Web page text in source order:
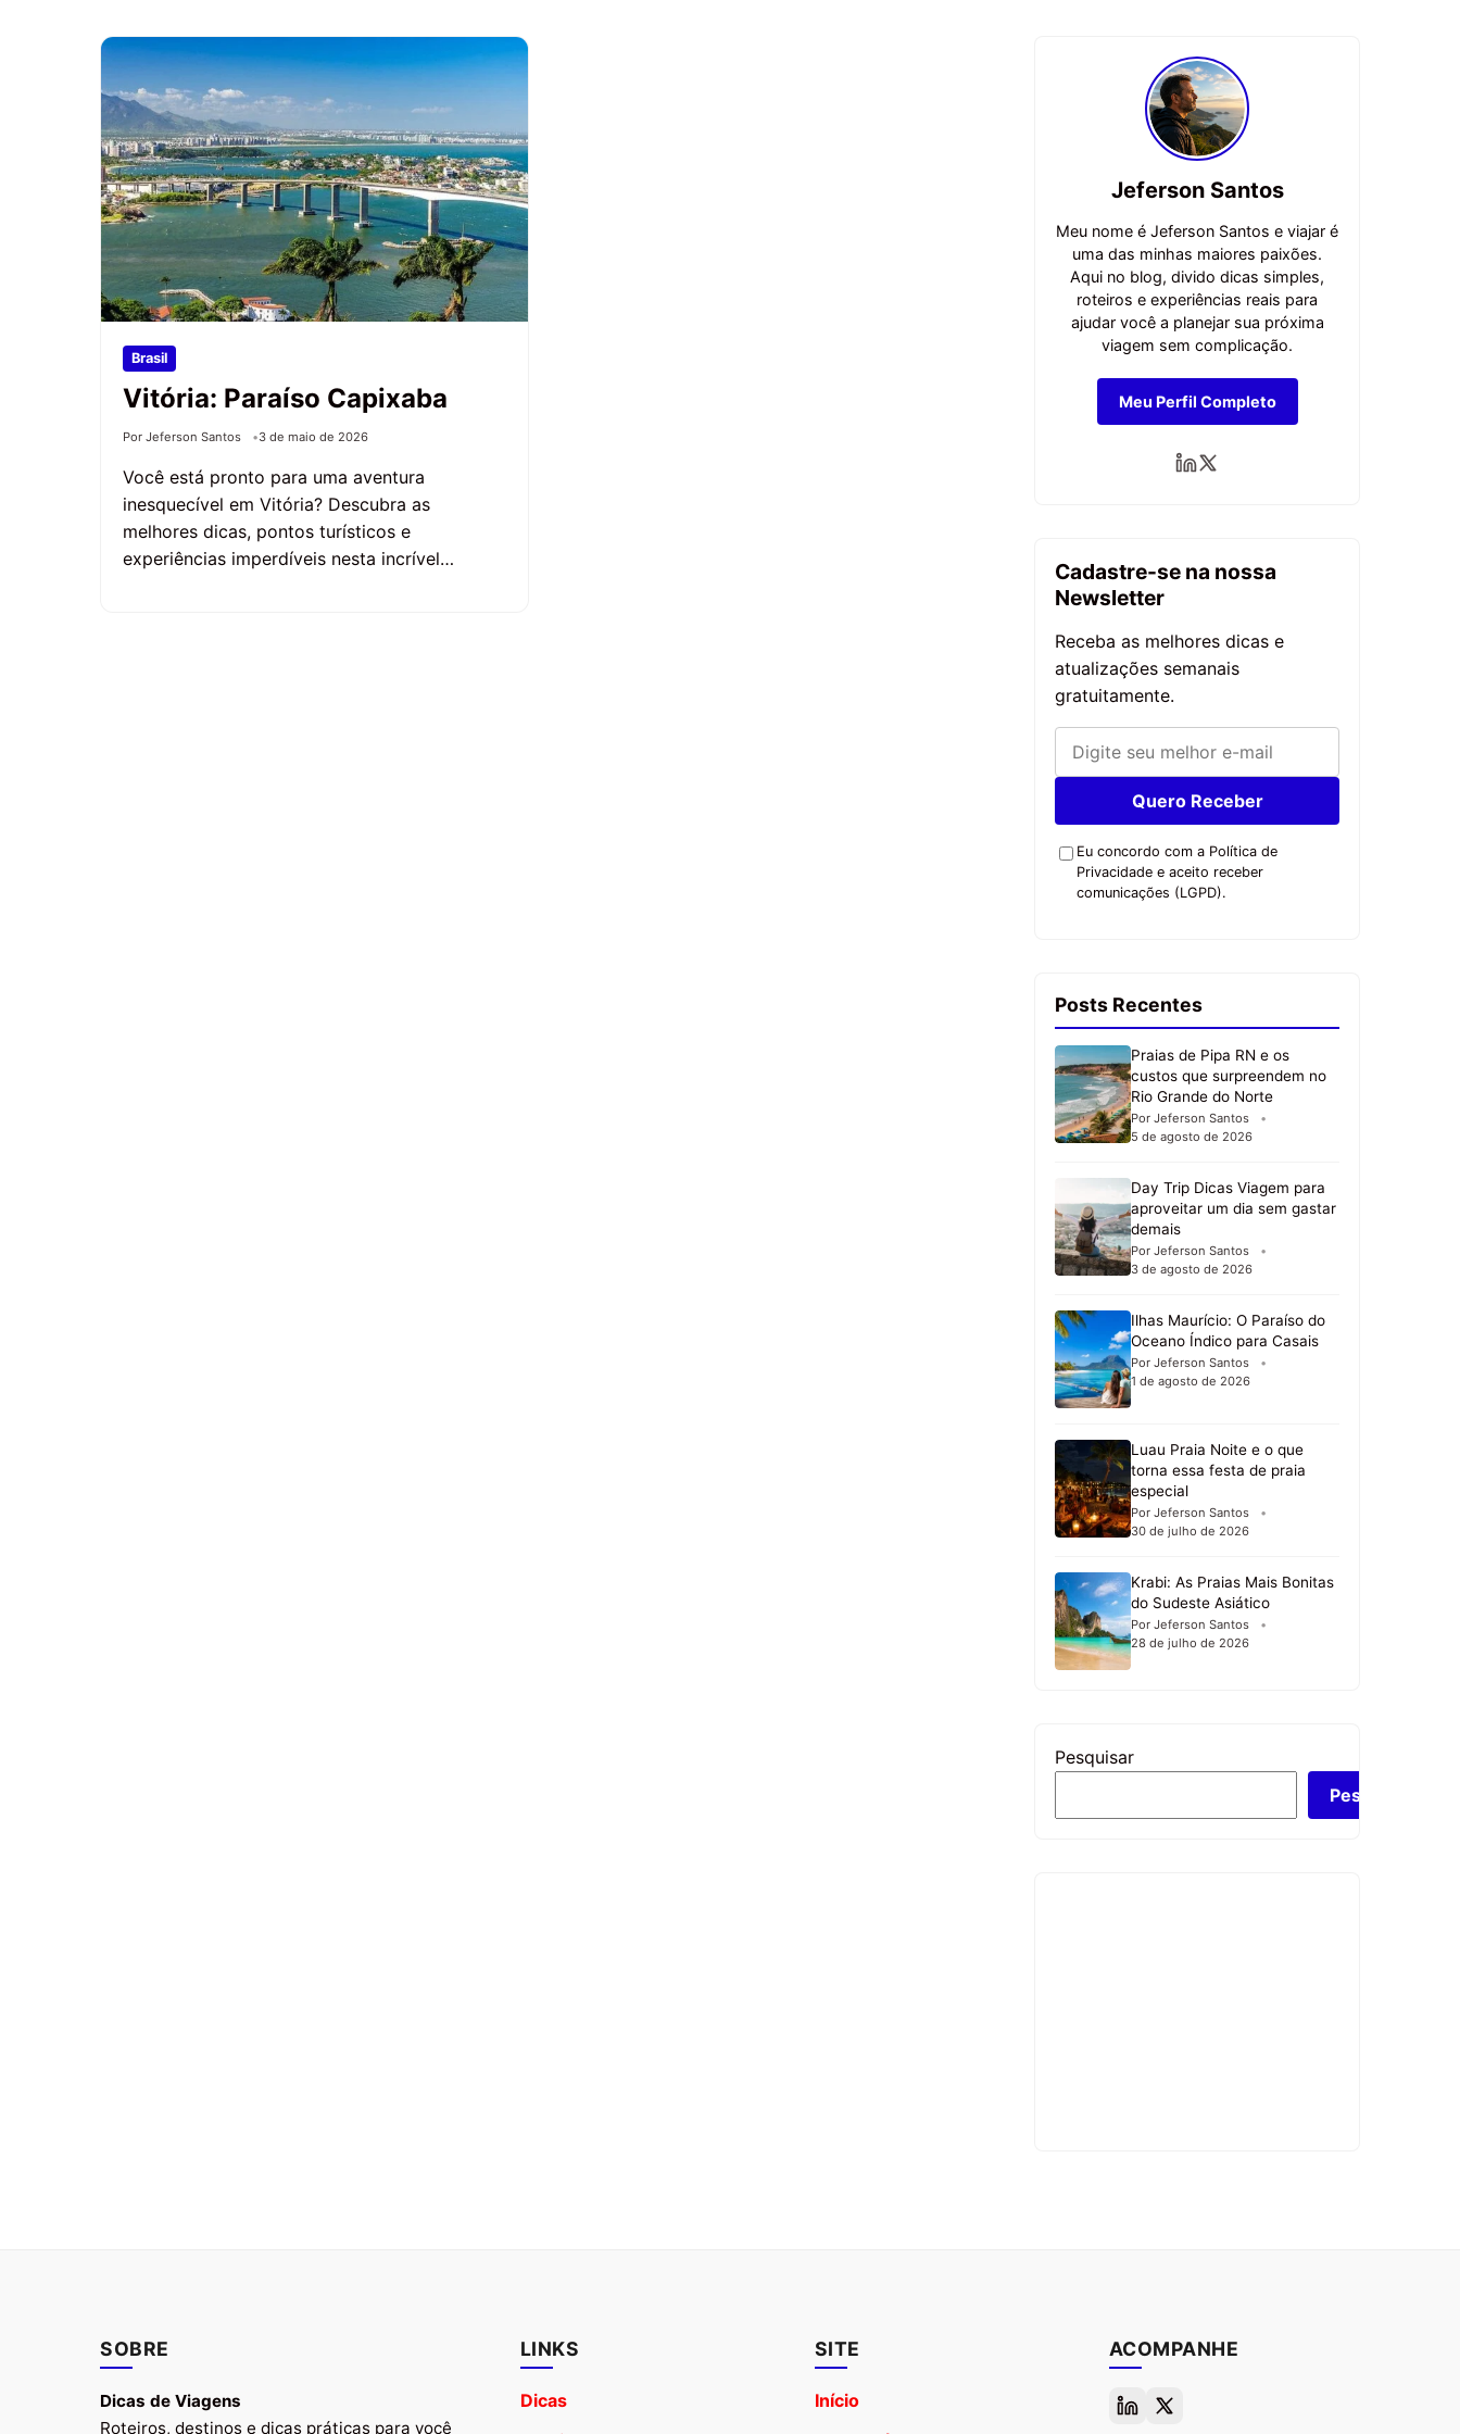
Brasil
Vitória: Paraíso Capixaba
Por Jeferson Santos 3 de maio de 2026
Você está pronto para uma aventura
inesquecível em Vitória? Descubra as
melhores dicas, pontos turísticos e
experiências imperdíveis nesta incrível…
Jeferson Santos
Meu nome é Jeferson Santos e viajar é
uma das minhas maiores paixões.
Aqui no blog, divido dicas simples,
roteiros e experiências reais para
ajudar você a planejar sua próxima
viagem sem complicação.
Meu Perfil Completo
Cadastre-se na nossa
Newsletter
Receba as melhores dicas e
atualizações semanais
gratuitamente.
Quero Receber
Eu concordo com a Política de
Privacidade e aceito receber
comunicações (LGPD).
Posts Recentes
Praias de Pipa RN e os
custos que surpreendem no
Rio Grande do Norte
Por Jeferson Santos
5 de agosto de 2026
Day Trip Dicas Viagem para
aproveitar um dia sem gastar
demais
Por Jeferson Santos
3 de agosto de 2026
Ilhas Maurício: O Paraíso do
Oceano Índico para Casais
Por Jeferson Santos
1 de agosto de 2026
Luau Praia Noite e o que
torna essa festa de praia
especial
Por Jeferson Santos
30 de julho de 2026
Krabi: As Praias Mais Bonitas
do Sudeste Asiático
Por Jeferson Santos
28 de julho de 2026
Pesquisar
Pesquisar
SOBRE
Dicas de Viagens
Roteiros, destinos e dicas práticas para você
LINKS
Dicas
SITE
Início
ACOMPANHE